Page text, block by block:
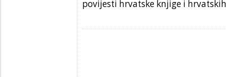
povijesti hrvatske knjige i